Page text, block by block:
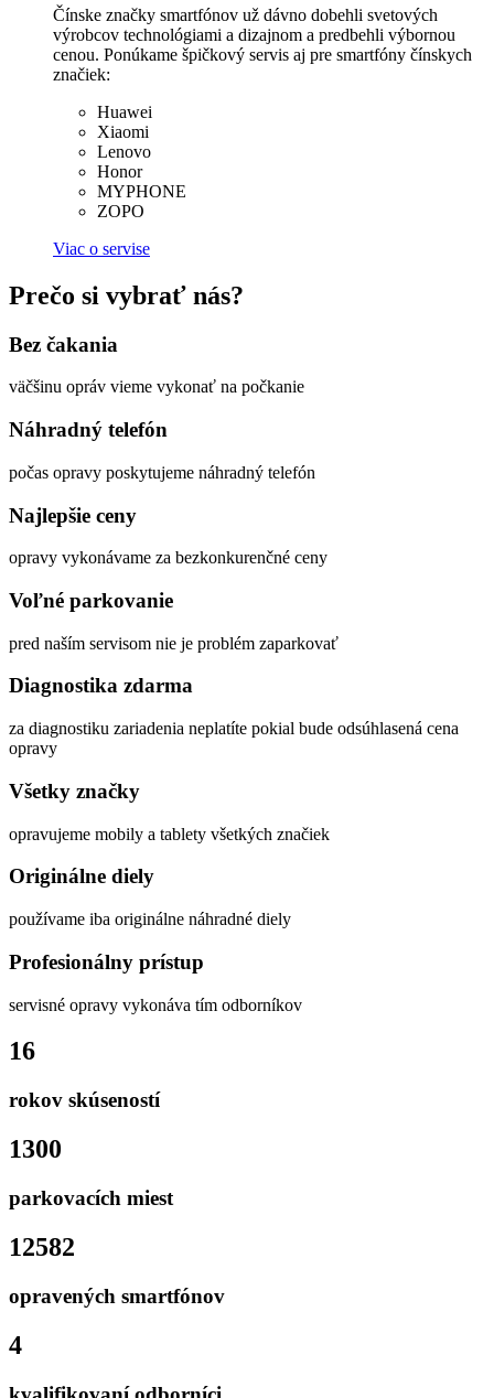
Čínske značky smartfónov už dávno dobehli svetových
výrobcov technológiami a dizajnom a predbehli výbornou
cenou. Ponúkame špičkový servis aj pre smartfóny čínskych
značiek:
Huawei
Xiaomi
Lenovo
Honor
MYPHONE
ZOPO
Viac o servise
Prečo si vybrať nás?
Bez čakania
väčšinu opráv vieme vykonať na počkanie
Náhradný telefón
počas opravy poskytujeme náhradný telefón
Najlepšie ceny
opravy vykonávame za bezkonkurenčné ceny
Voľné parkovanie
pred naším servisom nie je problém zaparkovať
Diagnostika zdarma
za diagnostiku zariadenia neplatíte pokial bude odsúhlasená cena
opravy
Všetky značky
opravujeme mobily a tablety všetkých značiek
Originálne diely
používame iba originálne náhradné diely
Profesionálny prístup
servisné opravy vykonáva tím odborníkov
16
rokov skúseností
1300
parkovacích miest
12582
opravených smartfónov
4